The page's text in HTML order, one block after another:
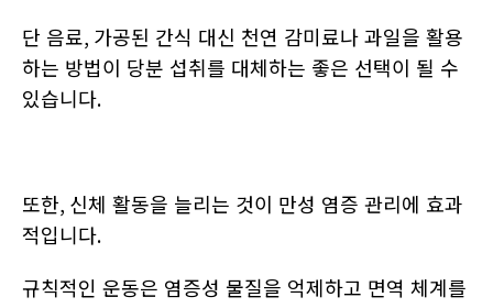
단 음료, 가공된 간식 대신 천연 감미료나 과일을 활용
하는 방법이 당분 섭취를 대체하는 좋은 선택이 될 수
있습니다.
또한, 신체 활동을 늘리는 것이 만성 염증 관리에 효과
적입니다.
규칙적인 운동은 염증성 물질을 억제하고 면역 체계를